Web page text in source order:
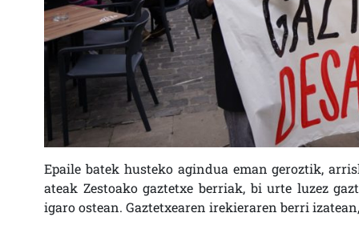
Epaile batek husteko agindua eman geroztik,
ateak Zestoako gaztetxe berriak, bi urte luzez
igaro ostean. Gaztetxearen irekieraren berri